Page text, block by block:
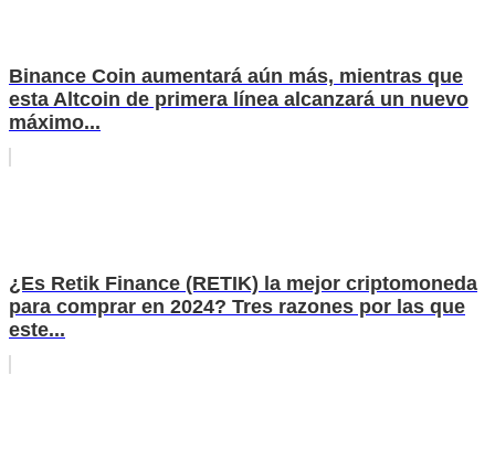
Binance Coin aumentará aún más, mientras que
esta Altcoin de primera línea alcanzará un nuevo
máximo...
¿Es Retik Finance (RETIK) la mejor criptomoneda
para comprar en 2024? Tres razones por las que
este...